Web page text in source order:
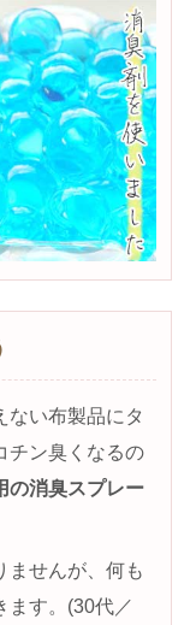
ない布製品にタ
チン臭くなるの
の消臭スプレー
ませんが、何も
ます。(30代／